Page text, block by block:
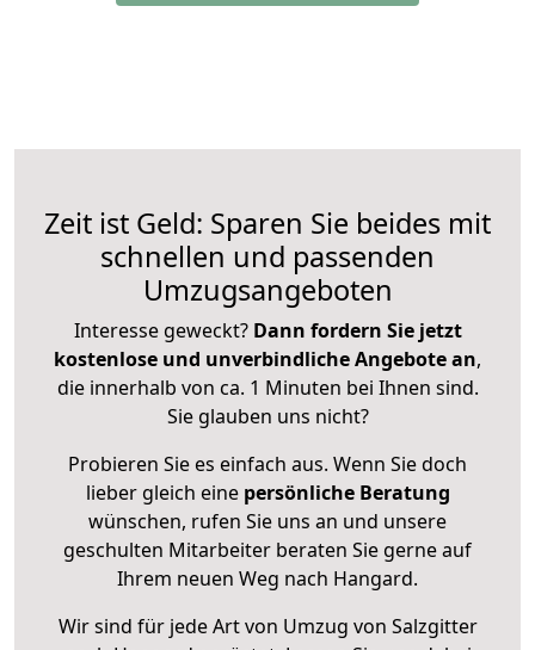
Zeit ist Geld: Sparen Sie beides mit
schnellen und passenden
Umzugsangeboten
Interesse geweckt? Dann fordern Sie jetzt
kostenlose und unverbindliche Angebote an,
die innerhalb von ca. 1 Minuten bei Ihnen sind.
Sie glauben uns nicht?
Probieren Sie es einfach aus. Wenn Sie doch
lieber gleich eine persönliche Beratung
wünschen, rufen Sie uns an und unsere
geschulten Mitarbeiter beraten Sie gerne auf
Ihrem neuen Weg nach Hangard.
Wir sind für jede Art von Umzug von Salzgitter